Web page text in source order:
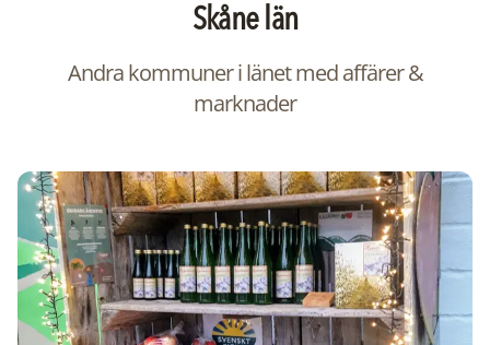
Skåne län
Andra kommuner i länet medaffärer &
marknader